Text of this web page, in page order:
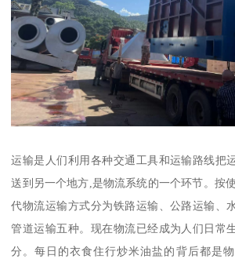
运输是人们利用各种交通工具和运输路线把
送到另一个地方,是物流系统的一个环节。按
代物流运输方式分为铁路运输、公路运输、
管道运输五种。现在物流已经成为人们日常
分。每日的衣食住行炒米油盐的背后都是